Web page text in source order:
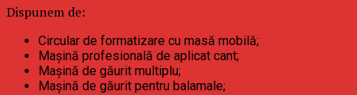
Dispunem de:
Circular de formatizare cu masă mobilă;
Mașină profesională de aplicat cant;
Mașină de găurit multiplu;
Mașină de găurit pentru balamale;